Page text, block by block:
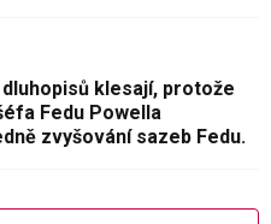
klesají, protože
Fedu Powella
zvyšování sazeb Fedu.